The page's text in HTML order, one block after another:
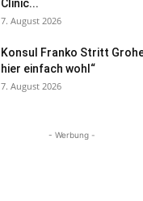
Clinic...
7. August 2026
Konsul Franko Stritt
hier einfach wohl“
7. August 2026
- Werbung -